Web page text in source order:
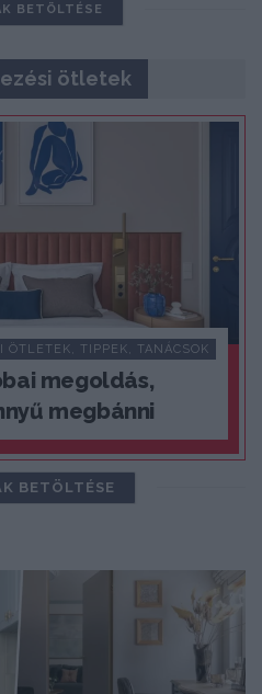
BETÖLTÉSE
ötletek
ÖTLETEK, TIPPEK, TANÁCSOK
megoldás,
megbánni
BETÖLTÉSE